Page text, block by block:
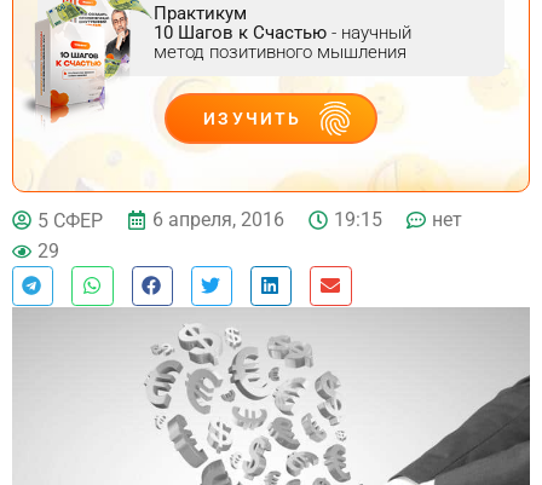
Практикум
10 Шагов к Счастью - научный
метод позитивного мышления
ИЗУЧИТЬ
ДЕЙСТВУЙ
5 СФЕР 6 апреля, 2016 19:15
нет
29